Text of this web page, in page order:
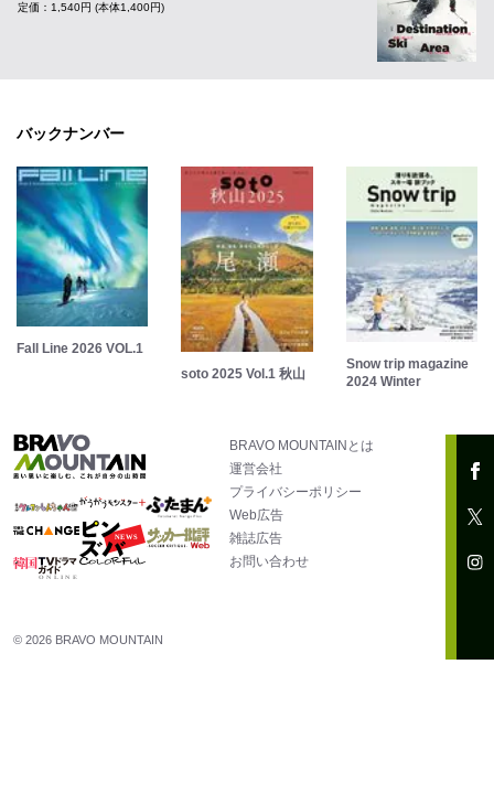
定価：1,540円 (本体1,400円)
バックナンバー
Fall Line 2026 VOL.1
soto 2025 Vol.1 秋山
Snow trip magazine
2024 Winter
BRAVO MOUNTAINとは
運営会社
プライバシーポリシー
Web広告
雑誌広告
お問い合わせ
© 2026 BRAVO MOUNTAIN